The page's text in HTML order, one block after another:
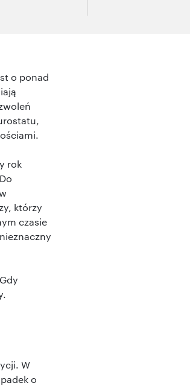
o ponad
rok
którzy
czasie
W
o